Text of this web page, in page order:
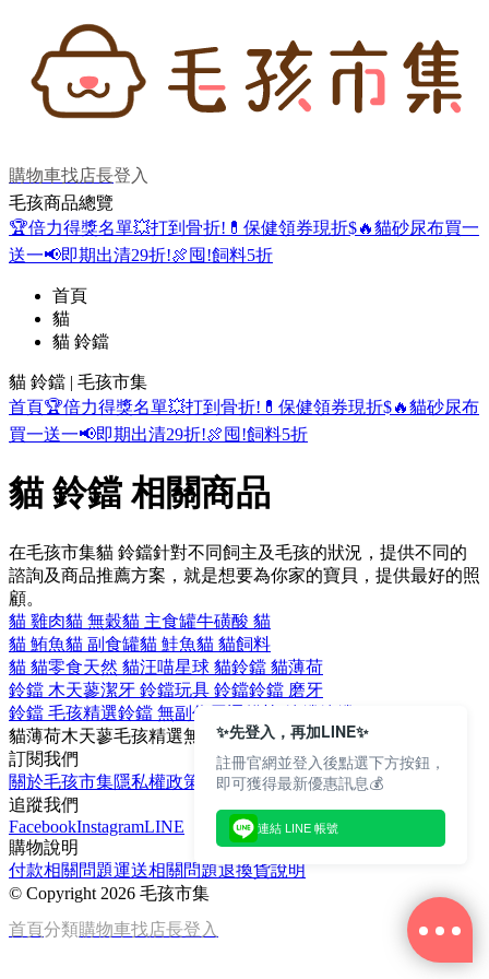
購物車找店長登入
毛孩商品總覽
🏆倍力得獎名單💥打到骨折! 💊保健領券現折$🔥貓砂尿布買一
送一📢即期出清29折!🍖囤!飼料5折
首頁
貓
貓 鈴鐺
貓 鈴鐺 | 毛孩市集
首頁🏆倍力得獎名單💥打到骨折! 💊保健領券現折$🔥貓砂尿布
買一送一📢即期出清29折!🍖囤!飼料5折
貓 鈴鐺 相關商品
在毛孩市集貓 鈴鐺針對不同飼主及毛孩的狀況，提供不同的
諮詢及商品推薦方案，就是想要為你家的寶貝，提供最好的照
顧。
貓 雞肉貓 無穀貓 主食罐牛磺酸 貓
貓 鮪魚貓 副食罐貓 鮭魚貓 貓飼料
貓 貓零食天然 貓汪喵星球 貓鈴鐺 貓薄荷
鈴鐺 木天蓼潔牙 鈴鐺玩具 鈴鐺鈴鐺 磨牙
鈴鐺 毛孩精選鈴鐺 無副作用
貓薄荷木天蓼毛孩精選無副作用磨牙
訂閱我們
關於毛孩市集隱私權政策
文章
追蹤我們
FacebookInstagramLINE
購物說明
付款相關問題運送相關問題退換貨說明
© Copyright 2026 毛孩市集
首頁分類購物車找店長登入
✨先登入，再加LINE✨
註冊官網並登入後點選下方按鈕，
即可獲得最新優惠訊息💰
連結 LINE 帳號